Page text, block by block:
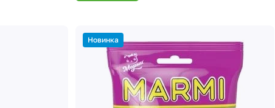
Новинка